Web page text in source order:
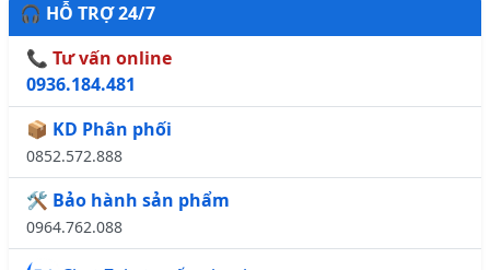
🎧 HỖ TRỢ 24/7
📞 Tư vấn online
0936.184.481
📦 KD Phân phối
0852.572.888
🛠️ Bảo hành sản phẩm
0964.762.088